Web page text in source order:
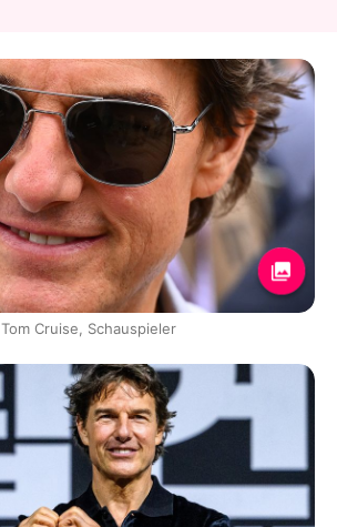
Tom Cruise, Schauspieler